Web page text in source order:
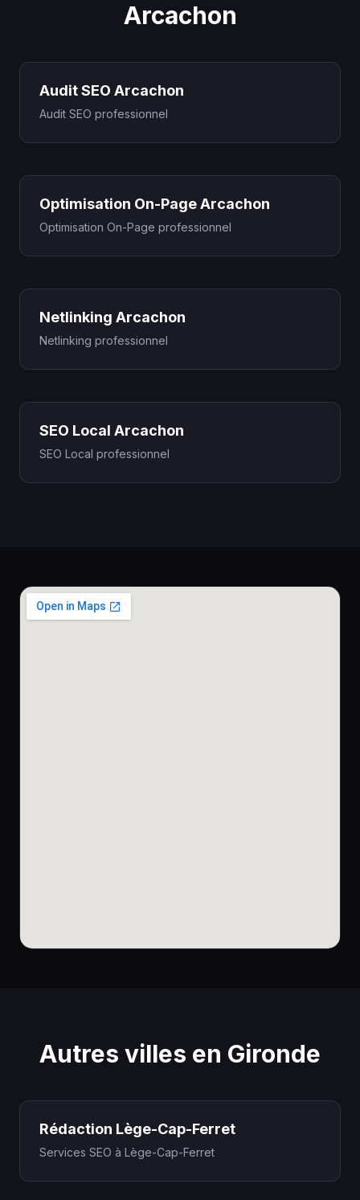
Arcachon
Audit SEO Arcachon
Audit SEO professionnel
Optimisation On-Page Arcachon
Optimisation On-Page professionnel
Netlinking Arcachon
Netlinking professionnel
SEO Local Arcachon
SEO Local professionnel
Autres villes en Gironde
Rédaction Lège-Cap-Ferret
Services SEO à Lège-Cap-Ferret